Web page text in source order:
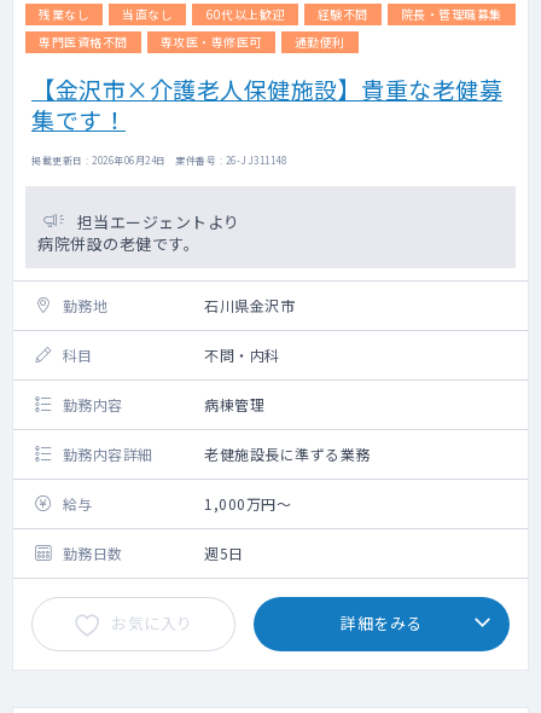
残業なし
当直なし 60代以上歓迎 経験不問
院長・管理職募集
専門医資格不問
専攻医・専修医可 通勤便利
【金沢市×介護老人保健施設】貴重な老健募
集です！
掲載更新日 : 2026年06月24日 案件番号 : 26-JJ311148
担当エージェントより
病院併設の老健です。
勤務地 石川県金沢市
科目 不問・内科
勤務内容 病棟管理
勤務内容詳細 老健施設長に準ずる業務
給与 1,000万円～
勤務日数 週5日
お気に入り 詳細をみる